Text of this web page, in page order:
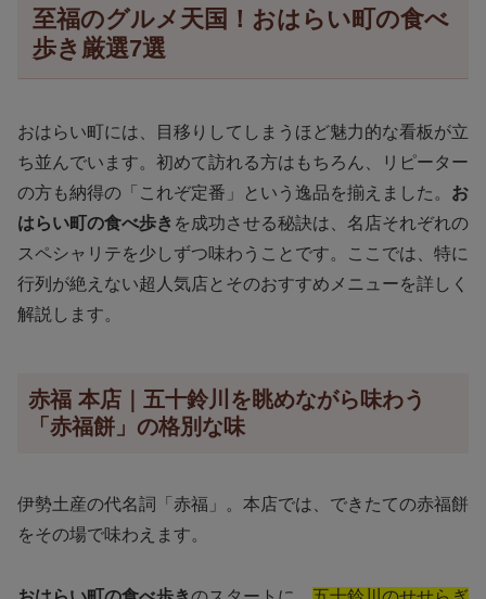
至福のグルメ天国！おはらい町の食べ
歩き厳選7選
おはらい町には、目移りしてしまうほど魅力的な看板が立
ち並んでいます。初めて訪れる方はもちろん、リピーター
の方も納得の「これぞ定番」という逸品を揃えました。 お
はらい町の食べ歩き を成功させる秘訣は、名店それぞれの
スペシャリテを少しずつ味わうことです。ここでは、特に
行列が絶えない超人気店とそのおすすめメニューを詳しく
解説します。
赤福 本店｜五十鈴川を眺めながら味わう
「赤福餅」の格別な味
伊勢土産の代名詞「赤福」。本店では、できたての赤福餅
をその場で味わえます。